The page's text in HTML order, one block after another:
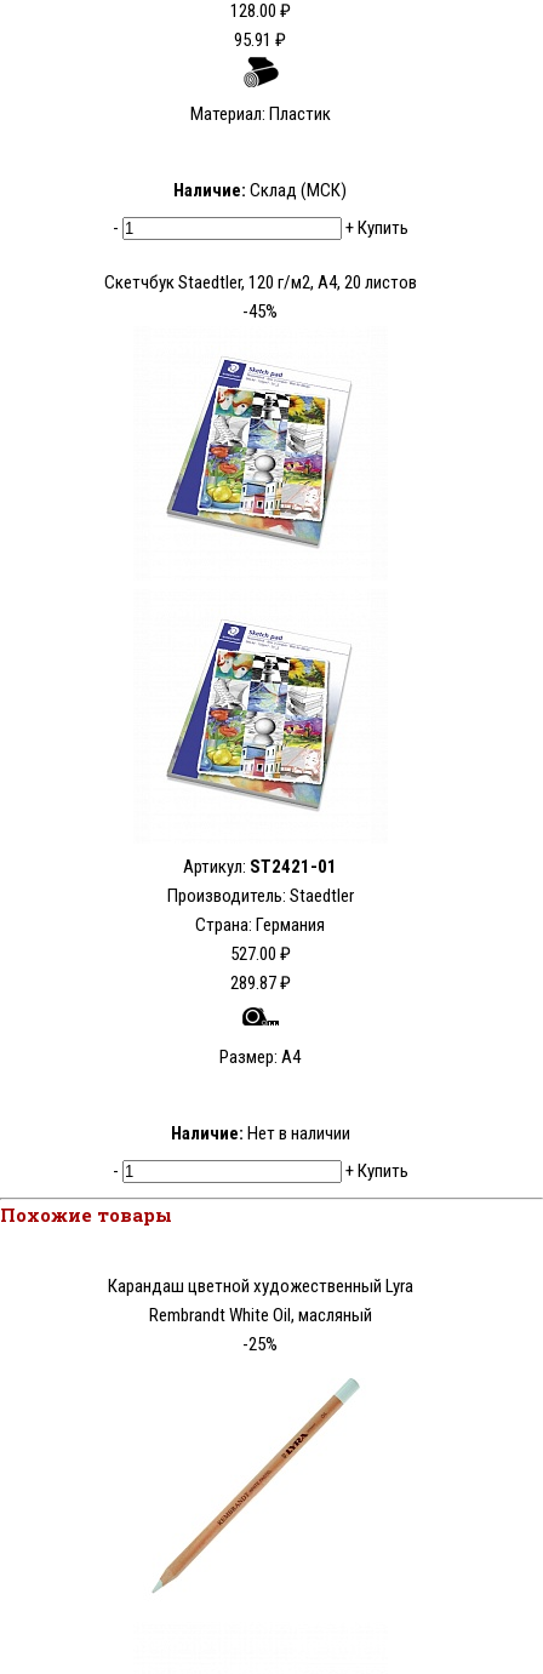
128.00 ₽
95.91 ₽
Материал: Пластик
Наличие: Склад (МСК)
-
+Купить
Скетчбук Staedtler, 120 г/м2, A4, 20 листов
-45%
Артикул: ST2421-01
Производитель: Staedtler
Страна: Германия
527.00 ₽
289.87 ₽
Размер: А4
Наличие: Нет в наличии
-
+Купить
Похожие товары
Карандаш цветной художественный Lyra
Rembrandt White Oil, масляный
-25%